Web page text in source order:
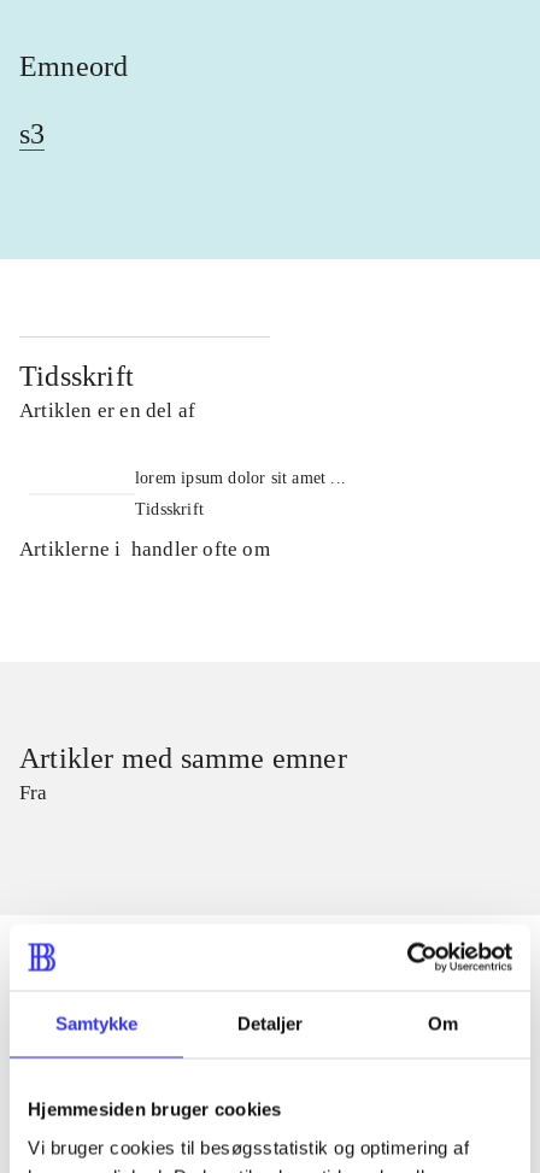
Samtykke Detaljer Om
Hjemmesiden bruger cookies
Vi bruger cookies til besøgsstatistik og optimering af
Emneord
s3
Tidsskrift
Artiklen er en del af
lorem ipsum dolor sit amet ...
Tidsskrift
Artiklerne i handler ofte om
Artikler med samme emner
Fra
Artikler